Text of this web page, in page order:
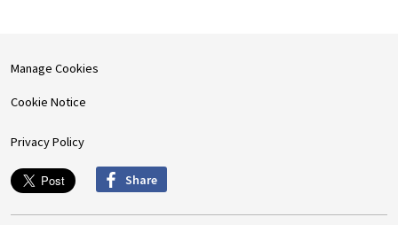
Manage Cookies
Cookie Notice
Privacy Policy
Share